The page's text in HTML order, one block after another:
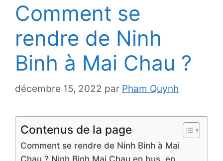
Comment se
rendre de Ninh
Binh à Mai Chau ?
décembre 15, 2022 par Pham Quynh
Contenus de la page
Comment se rendre de Ninh Binh à Mai
Chau ? Ninh Binh Mai Chau en bus, en